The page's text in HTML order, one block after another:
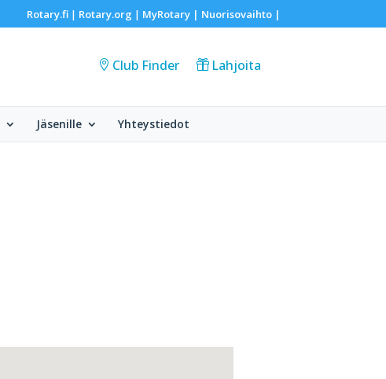
Rotary.fi| Rotary.org | MyRotary | Nuorisovaihto|
Club Finder Lahjoita
Jäsenille Yhteystiedot